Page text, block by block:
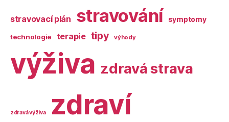
stravovací plán stravování symptomy
technologie terapie tipy výhody
výživa zdravá strava
zdravá výživa zdraví